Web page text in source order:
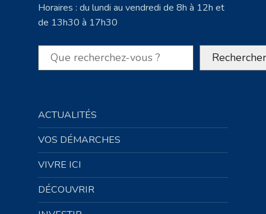
Horaires : du lundi au vendredi de 8h à 12h et
de 13h30 à 17h30
Rechercher Rechercher
ACTUALITÉS
VOS DÉMARCHES
VIVRE ICI
DÉCOUVRIR